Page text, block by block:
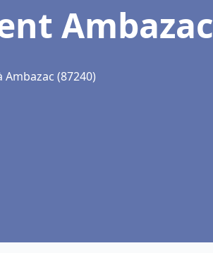
Ambazac
(87240)